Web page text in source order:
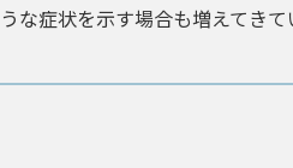
症状を示す場合も増えてきて